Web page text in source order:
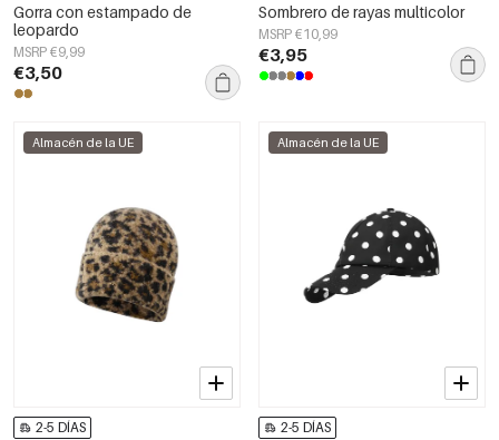
Gorra con estampado de
leopardo
MSRP €9,99
€3,50
Sombrero de rayas multicolor
MSRP €10,99
€3,95
Almacén de la UE
2-5 DÍAS
Almacén de la UE
2-5 DÍAS